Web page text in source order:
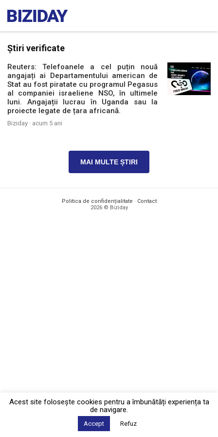
Știri verificate
Reuters: Telefoanele a cel puțin nouă
angajați ai Departamentului american de
Stat au fost piratate cu programul Pegasus
al companiei israeliene NSO, în ultimele
luni. Angajații lucrau în Uganda sau la
proiecte legate de țara africană.
Biziday · acum 5 ani
MAI MULTE ȘTIRI
Politica de confidențialitate · Contact
2026 © Biziday
Acest site foloseşte cookies pentru a îmbunătăți experiența ta
de navigare.
Accept Refuz